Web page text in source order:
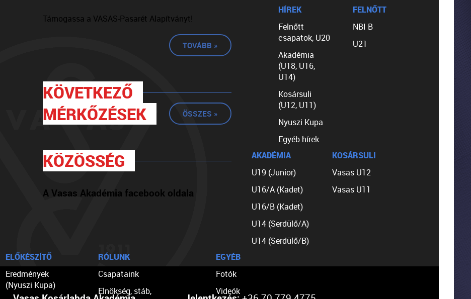
Támogassa a VASAS-Pasarét Alapítványt!
TOVÁBB »
KÖVETKEZŐ
MÉRKŐZÉSEK
ÖSSZES »
KÖZÖSSÉG
A Vasas Akadémia facebook oldala
HÍREK
Felnőtt
csapatok, U20
Akadémia
(U18, U16,
U14)
Kosársuli
(U12, U11)
Nyuszi Kupa
Egyéb hírek
FELNŐTT
NBI B
U21
AKADÉMIA
U19 (Junior)
U16/A (Kadet)
U16/B (Kadet)
U14 (Serdülő/A)
U14 (Serdülő/B)
KOSÁRSULI
Vasas U12
Vasas U11
ELŐKÉSZÍTŐ
Eredmények
(Nyuszi Kupa)
RÓLUNK
Csapataink
Elnökség, stáb,
EGYÉB
Fotók
Videók